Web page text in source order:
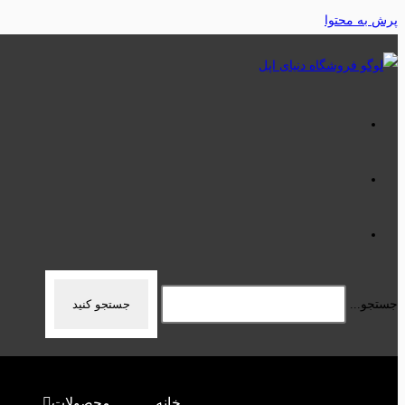
پرش به محتوا
جستجو... جستجو کنید